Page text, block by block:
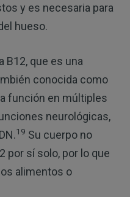
y es necesaria para
hueso.
B12, que es una
conocida como
función en múltiples
neurológicas,
19 Su cuerpo no
por sí solo, por lo que
alimentos o